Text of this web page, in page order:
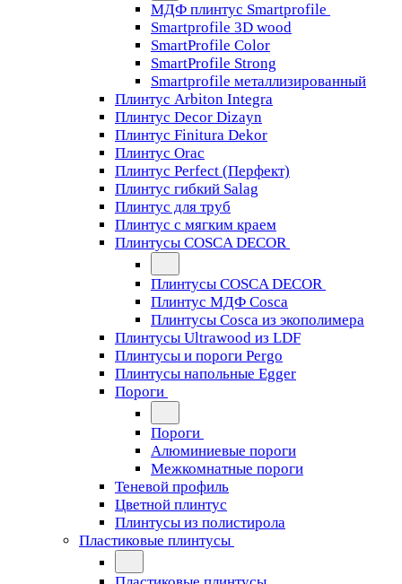
МДФ плинтус Smartprofile
Smartprofile 3D wood
SmartProfile Color
SmartProfile Strong
Smartprofile металлизированный
Плинтус Arbiton Integra
Плинтус Decor Dizayn
Плинтус Finitura Dekor
Плинтус Orac
Плинтус Perfect (Перфект)
Плинтус гибкий Salag
Плинтус для труб
Плинтус с мягким краем
Плинтусы COSCA DECOR
Плинтусы COSCA DECOR
Плинтус МДФ Cosca
Плинтусы Cosca из экополимера
Плинтусы Ultrawood из LDF
Плинтусы и пороги Pergo
Плинтусы напольные Egger
Пороги
Пороги
Алюминиевые пороги
Межкомнатные пороги
Теневой профиль
Цветной плинтус
Плинтусы из полистирола
Пластиковые плинтусы